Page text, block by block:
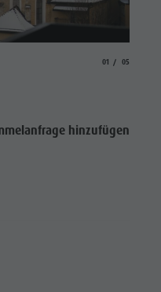
01 05
hinzufügen